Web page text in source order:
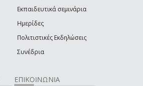
Εκπαιδευτικά σεμινάρια
Ημερίδες
Πολιτιστικές Εκδηλώσεις
Συνέδρια
ΕΠΙΚΟΙΝΩΝΙΑ